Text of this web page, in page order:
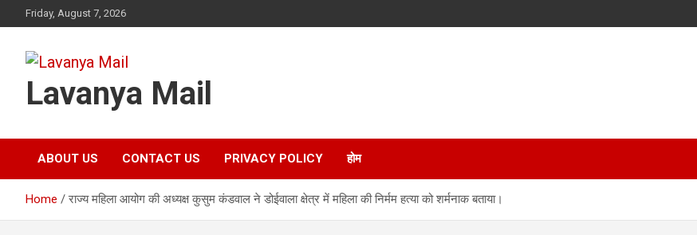
to
Friday, August 7, 2026
Lavanya Mail
ABOUT US CONTACT US PRIVACY POLICY होम
Home राज्य महिला आयोग की अध्यक्ष कुसुम कंडवाल ने डोईवाला क्षेत्र में महिला की निर्मम हत्या को शर्मनाक बताया।